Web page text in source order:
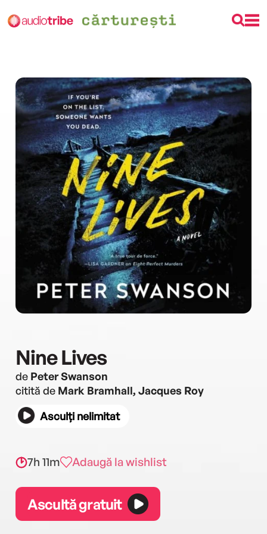
Nine Lives
de Peter Swanson
citită de Mark Bramhall, Jacques Roy
Asculți nelimitat
7h 11m Adaugă la wishlist
Ascultă gratuit